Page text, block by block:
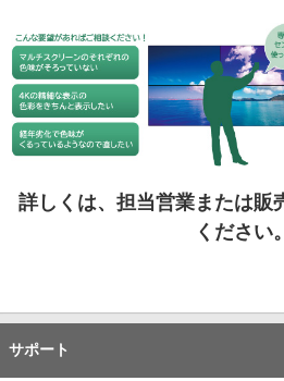
詳しくは、担当営業または販
ください。
サポート